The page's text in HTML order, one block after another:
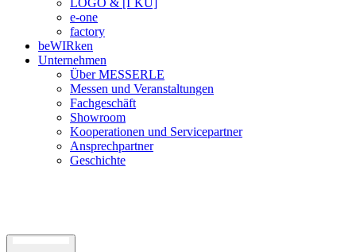
LOGO & [I´KU]
e-one
factory
beWIRken
Unternehmen
Über MESSERLE
Messen und Veranstaltungen
Fachgeschäft
Showroom
Kooperationen und Servicepartner
Ansprechpartner
Geschichte